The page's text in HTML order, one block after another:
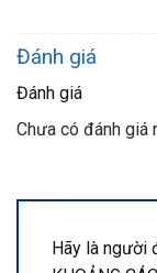
Đánh giá
Đánh giá
Chưa có đánh giá
Hãy là người